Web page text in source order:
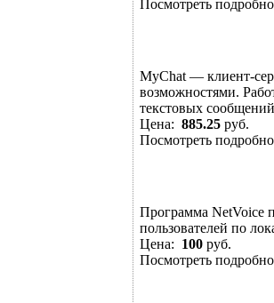
Посмотреть
MyChat — клиент-
возможностями.
текстовых
Цена: 885.25 руб.
Посмотреть
Программа NetVoice
пользователей по
Цена: 100 руб.
Посмотреть